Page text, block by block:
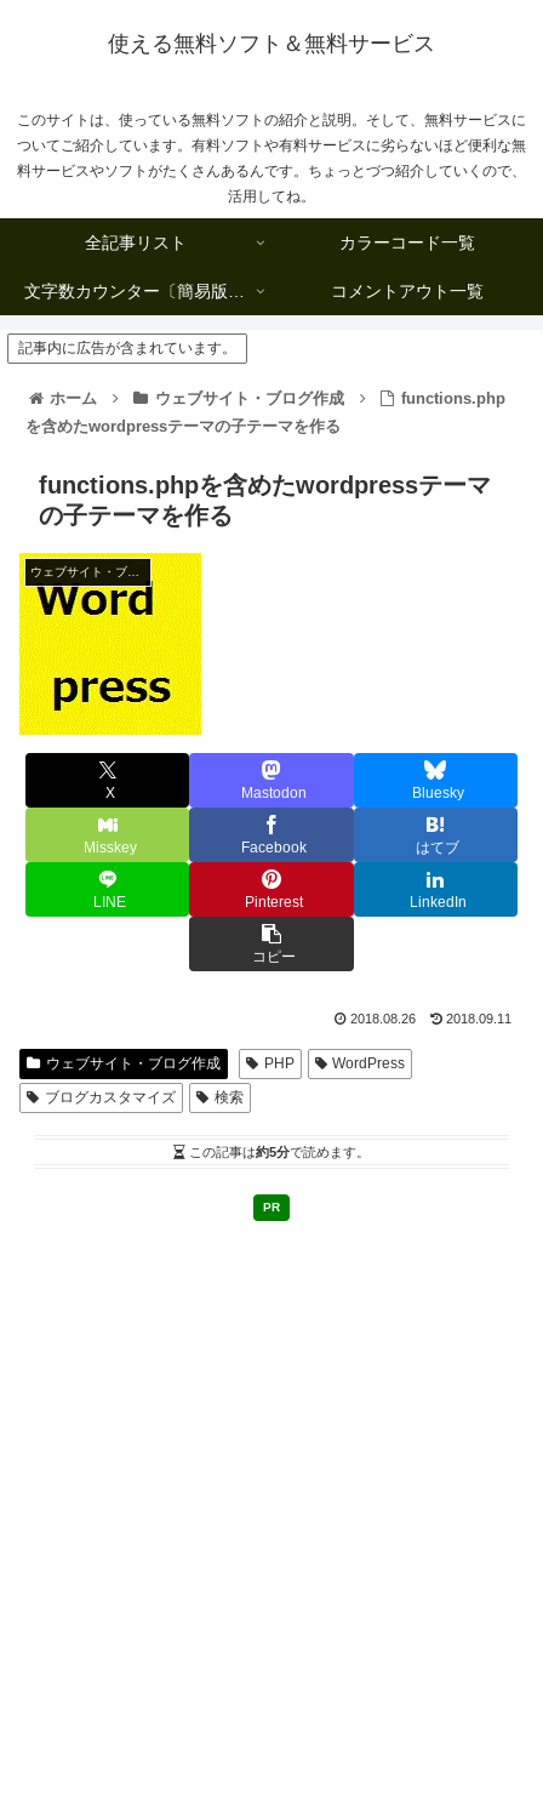
使える無料ソフト＆無料サービス
このサイトは、使っている無料ソフトの紹介と説明。そして、無料サービスに
ついてご紹介しています。有料ソフトや有料サービスに劣らないほど便利な無
料サービスやソフトがたくさんあるんです。ちょっとづつ紹介していくので、
活用してね。
全記事リスト カラーコード一覧
文字数カウンター〔簡易版複数行タイプ〕 コメントアウト一覧
記事内に広告が含まれています。
ホーム ウェブサイト・ブログ作成
functions.php
を含めたwordpressテーマの子テーマを作る
functions.phpを含めたwordpressテーマ
の子テーマを作る
ウェブサイト・ブログ作成
X Mastodon Bluesky
Misskey Facebook はてブ
LINE Pinterest LinkedIn
コピー
2018.08.26 2018.09.11
ウェブサイト・ブログ作成 PHP
WordPress
ブログカスタマイズ
検索
この記事は約5分で読めます。
PR